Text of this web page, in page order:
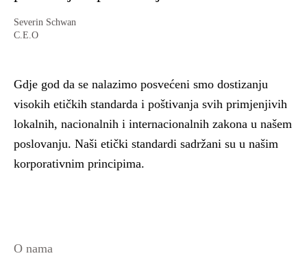
Severin Schwan
C.E.O
Gdje god da se nalazimo posvećeni smo dostizanju
visokih etičkih standarda i poštivanja svih primjenjivih
lokalnih, nacionalnih i internacionalnih zakona u našem
poslovanju. Naši etički standardi sadržani su u našim
korporativnim principima.
O nama